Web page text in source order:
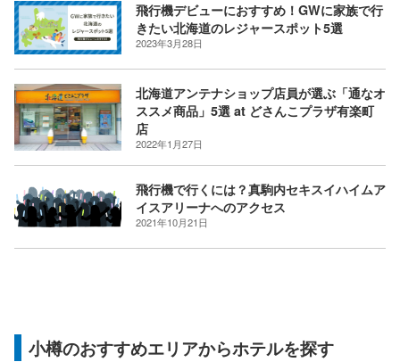
飛行機デビューにおすすめ！GWに家族で行
きたい北海道のレジャースポット5選
2023年3月28日
北海道アンテナショップ店員が選ぶ「通なオ
ススメ商品」5選 at どさんこプラザ有楽町
店
2022年1月27日
飛行機で行くには？真駒内セキスイハイムア
イスアリーナへのアクセス
2021年10月21日
小樽のおすすめエリアからホテルを探す